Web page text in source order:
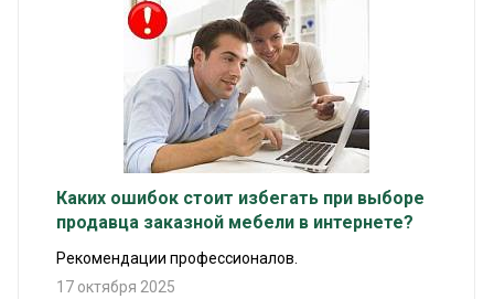
Каких ошибок стоит избегать при выборе
продавца заказной мебели в интернете?
Рекомендации профессионалов.
17 октября 2025